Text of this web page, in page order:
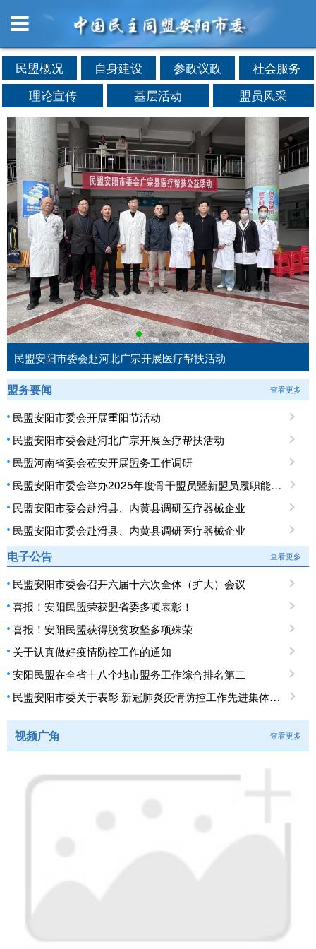
民盟概况 自身建设 参政议政
社会服务
理论宣传
基层活动 盟员风采
民盟安阳市委会赴河北广宗开展医疗帮扶活动
盟务要闻 查看更多
民盟安阳市委会开展重阳节活动
民盟安阳市委会赴河北广宗开展医疗帮扶活动
民盟河南省委会莅安开展盟务工作调研
民盟安阳市委会举办2025年度骨干盟员暨新盟员履职能力培训班
民盟安阳市委会赴滑县、内黄县调研医疗器械企业
民盟安阳市委会赴滑县、内黄县调研医疗器械企业
电子公告 查看更多
民盟安阳市委会召开六届十六次全体（扩大）会议
喜报！安阳民盟荣获盟省委多项表彰！
喜报！安阳民盟获得脱贫攻坚多项殊荣
关于认真做好疫情防控工作的通知
安阳民盟在全省十八个地市盟务工作综合排名第二
民盟安阳市委关于表彰 新冠肺炎疫情防控工作先进集体、先进个人的决定
视频广角 查看更多